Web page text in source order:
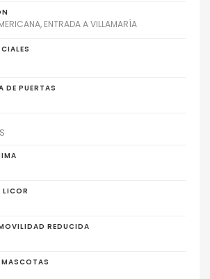
ENTRADA A VILLAMARÍA
DE PUERTAS
LICOR
REDUCIDA